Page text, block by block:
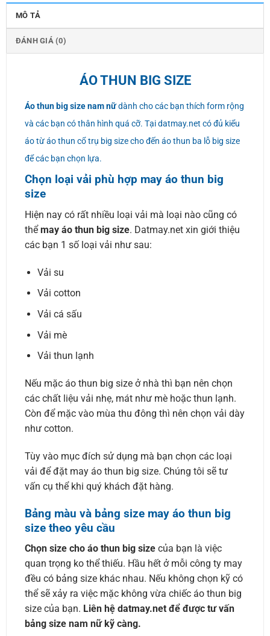
MÔ TẢ
ĐÁNH GIÁ (0)
ÁO THUN BIG SIZE
Áo thun big size nam nữdành cho các bạn thích form rộng
và các bạn có thân hình quá cỡ. Tại datmay.net có đủ kiểu
áo từ áo thun cổ trụ big size cho đến áo thun ba lỗ big size
để các bạn chọn lựa.
Chọn loại vải phù hợp may áo thun big
size
Hiện nay có rất nhiều loại vải mà loại nào cũng có
thểmay áo thun big size. Datmay.net xin giới thiệu
các bạn 1 số loại vải như sau:
Vải su
Vải cotton
Vải cá sấu
Vải mè
Vải thun lạnh
Nếu mặc áo thun big size ở nhà thì bạn nên chọn
các chất liệu vải nhẹ, mát như mè hoặc thun lạnh.
Còn để mặc vào mùa thu đông thì nên chọn vải dày
như cotton.
Tùy vào mục đích sử dụng mà bạn chọn các loại
vải để đặt may áo thun big size. Chúng tôi sẽ tư
vấn cụ thể khi quý khách đặt hàng.
Bảng màu và bảng size may áo thun big
size theo yêu cầu
Chọn size cho áo thun big size của bạn là việc
quan trọng ko thể thiếu. Hầu hết ở mỗi công ty may
đều có bảng size khác nhau. Nếu không chọn kỹ có
thể sẽ xảy ra việc mặc không vừa chiếc áo thun big
size của bạn. Liên hệ datmay.net để được tư vấn
bảng size nam nữ kỹ càng.